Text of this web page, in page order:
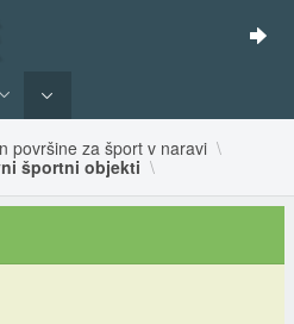
površine za šport v naravi
športni objekti